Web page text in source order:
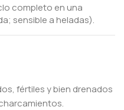
completo en una
sensible a heladas).
fértiles y bien drenados